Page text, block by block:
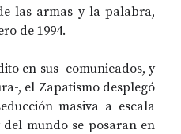
las armas y la palabra,
de 1994.
en sus  comunicados, y
, el Zapatismo desplegó
masiva a escala
mundo se posaran en